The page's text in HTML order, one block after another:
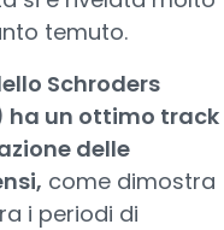
temuto.
Schroders
ha un ottimo track
delle
come dimostra
i periodi di